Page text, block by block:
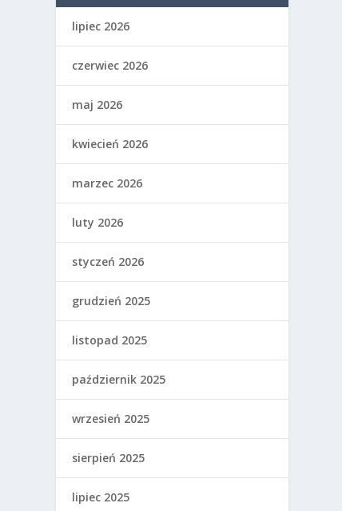
lipiec 2026
czerwiec 2026
maj 2026
kwiecień 2026
marzec 2026
luty 2026
styczeń 2026
grudzień 2025
listopad 2025
październik 2025
wrzesień 2025
sierpień 2025
lipiec 2025